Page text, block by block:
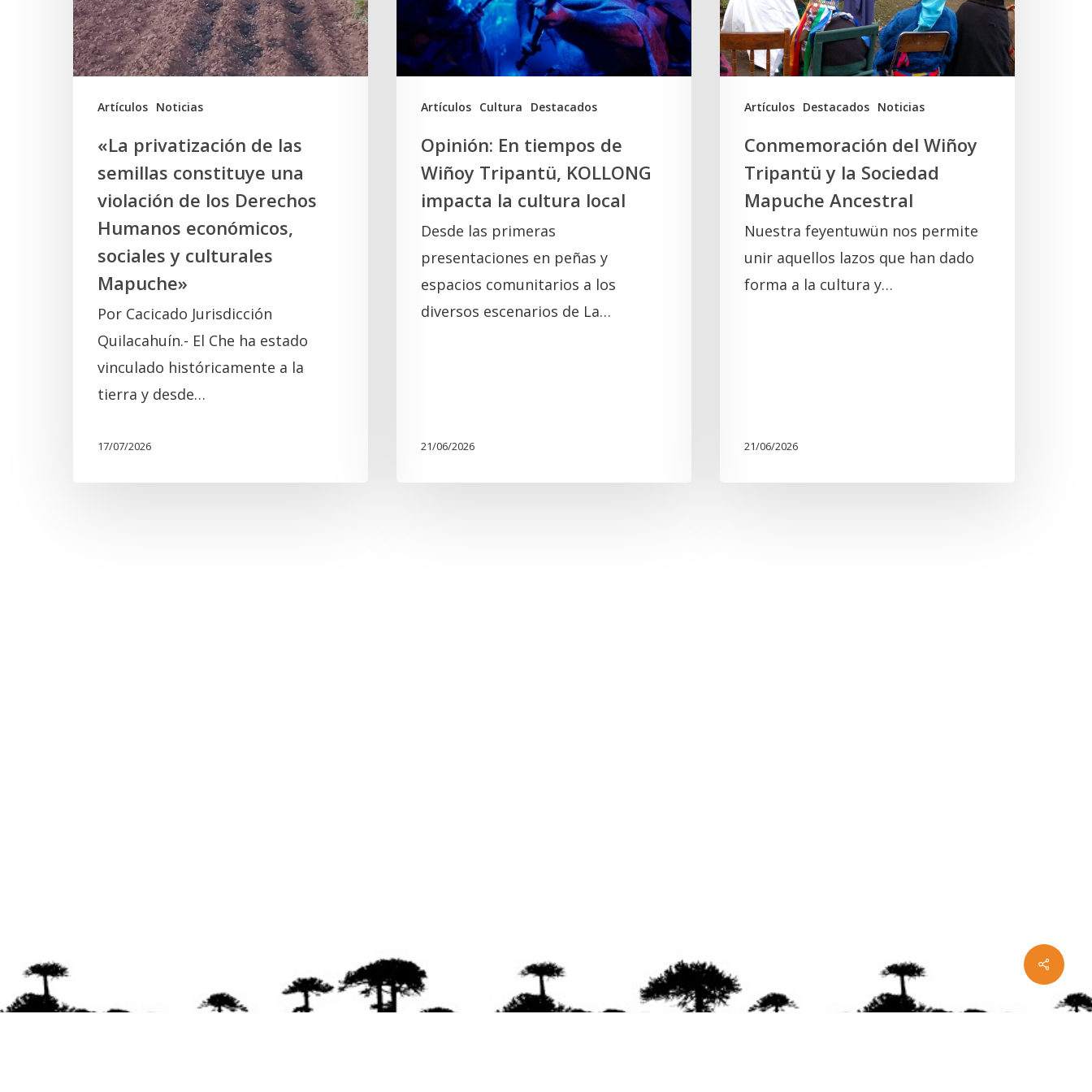
Artículos Noticias
constituye
una
violación
Derechos
Humanos
económicos,
sociales
culturales
Mapuche»
«La privatización de las
semillas constituye una
violación de los Derechos
Humanos económicos,
sociales y culturales
Mapuche»
Por Cacicado Jurisdicción
Quilacahuín.- El Che ha estado
vinculado históricamente a la
tierra y desde…
17/07/2026
Artículos Cultura Destacados
Tripantü,
KOLLONG
impacta
local
Opinión: En tiempos de
Wiñoy Tripantü, KOLLONG
impacta la cultura local
Desde las primeras
presentaciones en peñas y
espacios comunitarios a los
diversos escenarios de La…
21/06/2026
Artículos Destacados Noticias
la
Sociedad
Mapuche
Ancestral
Conmemoración del Wiñoy
Tripantü y la Sociedad
Mapuche Ancestral
Nuestra feyentuwün nos permite
unir aquellos lazos que han dado
forma a la cultura y…
21/06/2026
Share